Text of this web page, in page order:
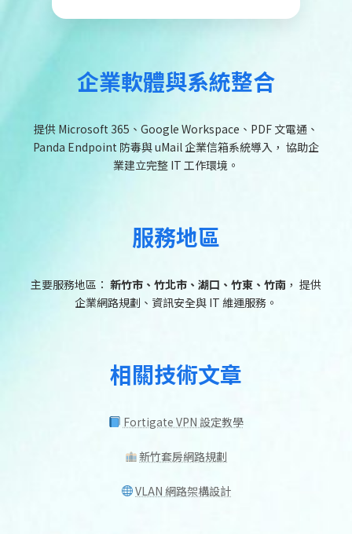
企業軟體與系統整合
提供 Microsoft 365、Google Workspace、PDF 文電通、
Panda Endpoint 防毒與 uMail 企業信箱系統導入， 協助企
業建立完整 IT 工作環境。
服務地區
主要服務地區： 新竹市、竹北市、湖口、竹東、竹南 ， 提供
企業網路規劃、資訊安全與 IT 維運服務。
相關技術文章
Fortigate VPN 設定教學
新竹套房網路規劃
VLAN 網路架構設計